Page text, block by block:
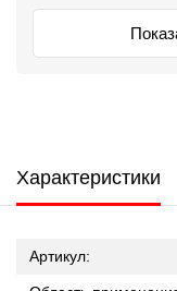
Характеристики
Артикул: